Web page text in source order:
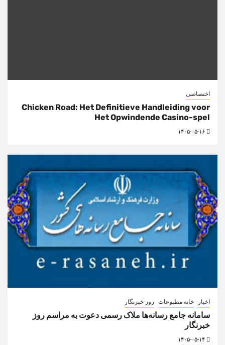
اختصاصی
Chicken Road: Het Definitieve Handleiding voor
Het Opwindende Casino-spel
اخبار خانه مطبوعات روز خبرنگار
سامانه جامع رسانه‌ها ملاک رسمی دعوت به مراسم روز
خبرنگار